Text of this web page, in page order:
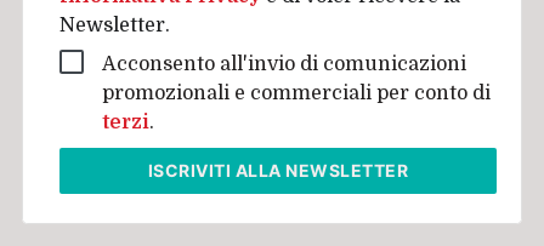
Newsletter.
Acconsento all'invio di comunicazioni
promozionali e commerciali per conto di
terzi.
ISCRIVITI ALLA NEWSLETTER